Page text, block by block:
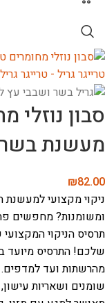
סבון נוזלי
מעשנת בשר
₪82.00
ניקוי מקצועי
ומשומנות? מחפשים
תרסיס הניקוי
שלכם! התרסיס מיועד
מהרשתות ועד למדפים.
שומנים ושאריות